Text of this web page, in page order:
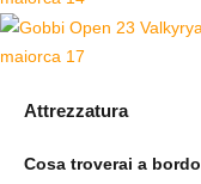
Attrezzatura
Cosa troverai a bordo